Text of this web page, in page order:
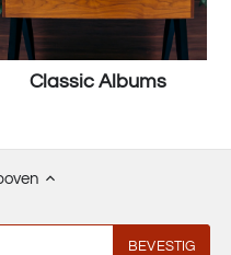
Classic Albums